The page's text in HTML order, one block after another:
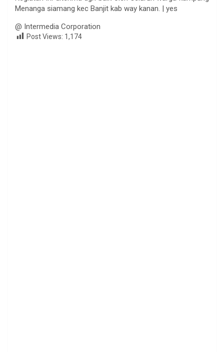
Menanga siamang kec Banjit kab way kanan. | yes
@ Intermedia Corporation
Post Views: 1,174